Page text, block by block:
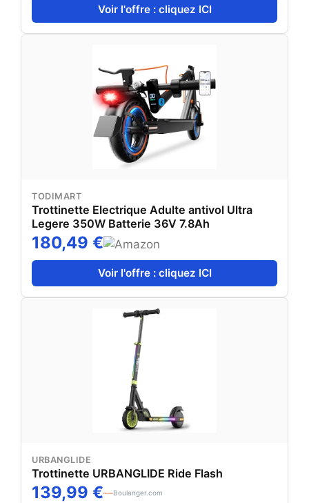
Voir l'offre : cliquez ICI
TODIMART
Trottinette Electrique Adulte antivol Ultra
Legere 350W Batterie 36V 7.8Ah
180,49 €
Voir l'offre : cliquez ICI
URBANGLIDE
Trottinette URBANGLIDE Ride Flash
139,99 € Boulanger.com